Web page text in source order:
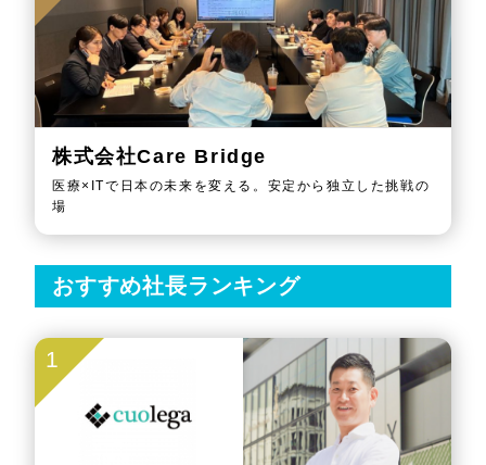
株式会社Care Bridge
医療×ITで日本の未来を変える。安定から独立した挑戦の
場
おすすめ社長ランキング
1